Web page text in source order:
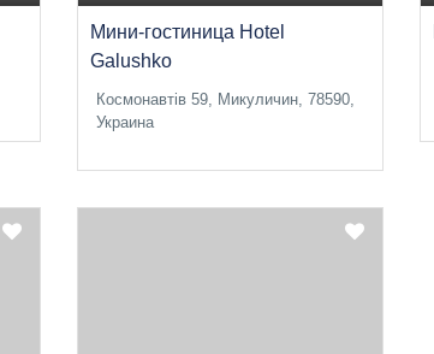
Мини-гостиница Hotel
Galushko
Космонавтів 59, Микуличин, 78590,
Украина